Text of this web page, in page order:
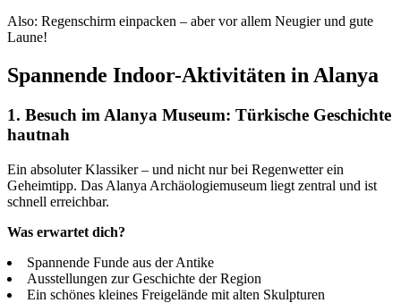
Also: Regenschirm einpacken – aber vor allem Neugier und gute
Laune!
Spannende Indoor-Aktivitäten in Alanya
1. Besuch im Alanya Museum: Türkische Geschichte
hautnah
Ein absoluter Klassiker – und nicht nur bei Regenwetter ein
Geheimtipp. Das Alanya Archäologiemuseum liegt zentral und ist
schnell erreichbar.
Was erwartet dich?
Spannende Funde aus der Antike
Ausstellungen zur Geschichte der Region
Ein schönes kleines Freigelände mit alten Skulpturen